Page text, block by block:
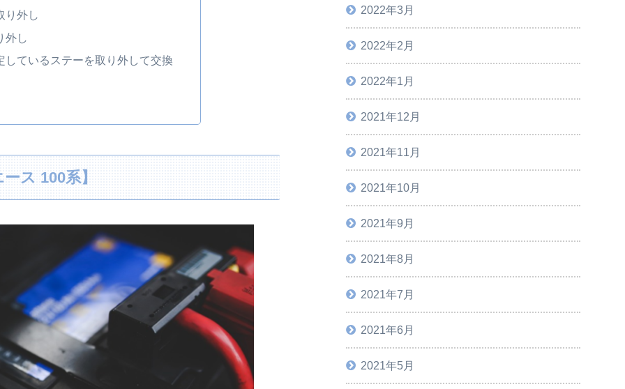
り外し
し
しているステーを取り外して交換
ス 100系】
2022年3月
2022年2月
2022年1月
2021年12月
2021年11月
2021年10月
2021年9月
2021年8月
2021年7月
2021年6月
2021年5月